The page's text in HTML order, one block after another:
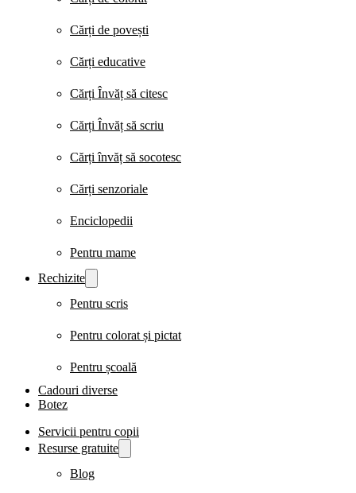
Cărți de povești
Cărți educative
Cărți Învăț să citesc
Cărți Învăț să scriu
Cărți învăț să socotesc
Cărți senzoriale
Enciclopedii
Pentru mame
Rechizite
Pentru scris
Pentru colorat și pictat
Pentru școală
Cadouri diverse
Botez
Servicii pentru copii
Resurse gratuite
Blog